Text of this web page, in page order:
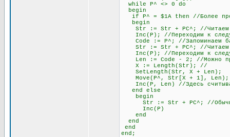
while P^ <> 0 do
begin
if P^ = $1A then //Более
begin
Str := Str + PC^; //Читаем
Inc(P); //Переходим к
Code := P^; //Запоминаем
Str := Str + PC^; //Читаем
Inc(P); //Переходим к
Len := Code - 2; //Можно
X := Length(Str); //
SetLength(Str, X +
Move(P^, Str[X + 1],
Inc(P, Len) //Здесь
end else
begin
Str := Str + PC^; //Обычное
Inc(P)
end
end
end
end;